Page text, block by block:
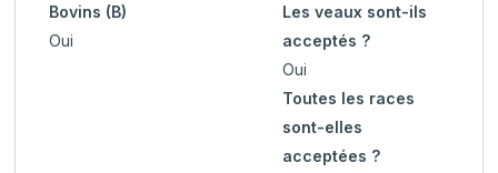
Bovins (B)
Oui
Les veaux sont-ils
acceptés ?
Oui
Toutes les races
sont-elles
acceptées ?